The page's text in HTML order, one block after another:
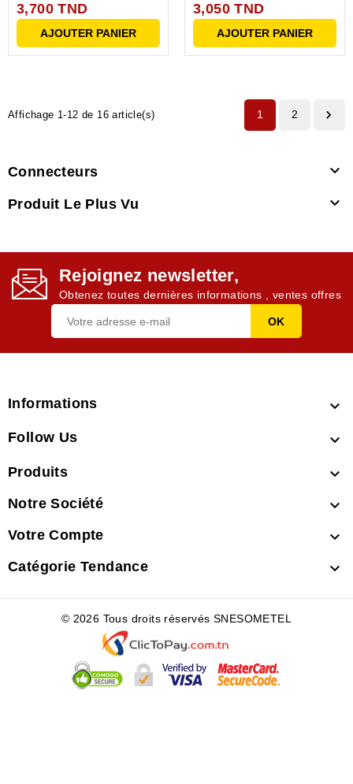
A SERTIR
3,700 TND
AJOUTER PANIER
3RANGEE
3,050 TND
AJOUTER PANIER
Affichage 1-12 de 16 article(s) 1 2 
Connecteurs 
Produit Le Plus Vu 
Rejoignez newsletter,
Obtenez toutes dernières informations , ventes offres
Informations 
Follow Us 
Produits 
Notre Société 
Votre Compte 
Catégorie Tendance 
© 2026 Tous droits réservés SNESOMETEL